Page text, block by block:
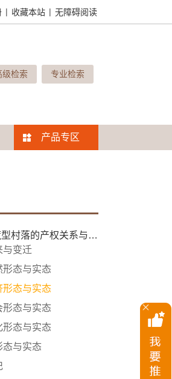
| 收藏本站 | 无障碍阅读
级检索 专业检索
产品专区
分合相依：移民垦荒型村落的产权关系与治理
与变迁
形态与实态
形态与实态
形态与实态
形态与实态
态与实态